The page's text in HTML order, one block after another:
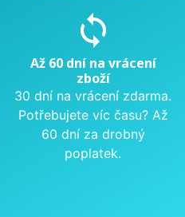
sync
Až 60 dní na vrácení
zboží
30 dní na vrácení zdarma.
Potřebujete víc času? Až
60 dní za drobný
poplatek.